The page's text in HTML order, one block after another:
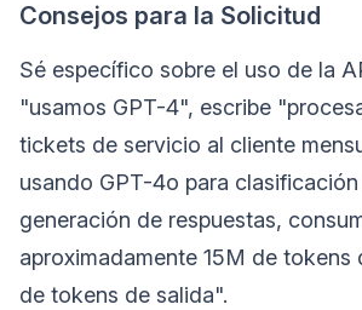
Consejos para la Solicitud
Sé específico sobre el uso de la
"usamos GPT-4", escribe
tickets de servicio al cliente
usando GPT-4o para
generación de respuestas,
aproximadamente 15M de tokens
de tokens de salida".